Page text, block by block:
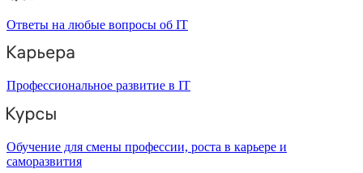
Ответы на любые вопросы об IT
Профессиональное развитие в IT
Обучение для смены профессии, роста в карьере и
саморазвития